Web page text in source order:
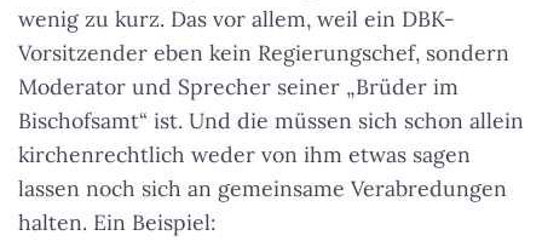
wenig zu kurz. Das vor allem, weil ein DBK-
Vorsitzender eben kein Regierungschef, sondern
Moderator und Sprecher seiner „Brüder im
Bischofsamt“ ist. Und die müssen sich schon allein
kirchenrechtlich weder von ihm etwas sagen
lassen noch sich an gemeinsame Verabredungen
halten. Ein Beispiel: